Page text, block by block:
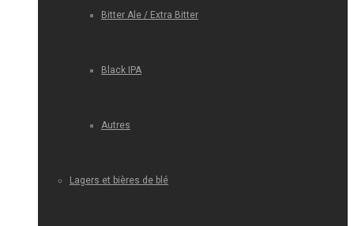
Bitter Ale / Extra Bitter
Black IPA
Autres
Lagers et bières de blé